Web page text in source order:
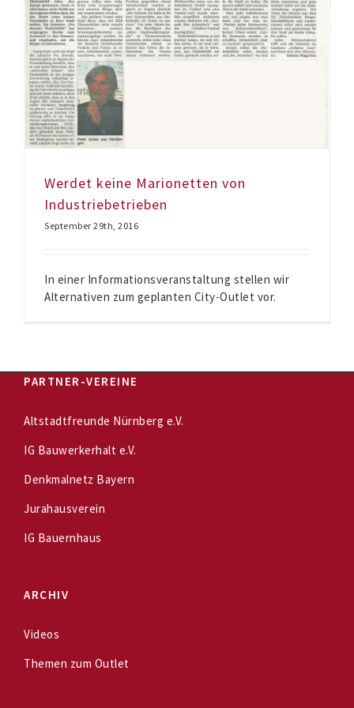
Werdet keine Marionetten von
Industriebetrieben
September 29th, 2016
In einer Informationsveranstaltung stellen wir
Alternativen zum geplanten City-Outlet vor.
PARTNER-VEREINE
Altstadtfreunde Nürnberg e.V.
IG Bauwerkerhalt e.V.
Denkmalnetz Bayern
Jurahausverein
IG Bauernhaus
ARCHIV
Videos
Themen zum Outlet